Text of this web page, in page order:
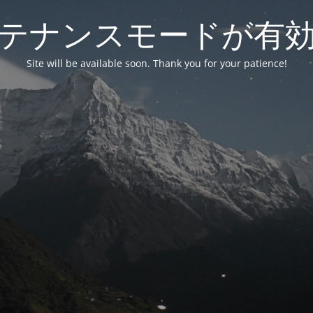
ナンスモードが有
Site will be available soon. Thank you for your patience!